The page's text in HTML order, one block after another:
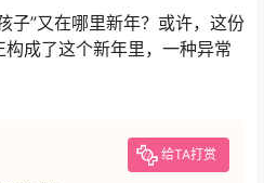
子”又在哪里新年？或许，这份
成了这个新年里，一种异常
给TA打赏